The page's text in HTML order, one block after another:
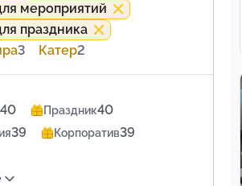
мероприятий
праздника
3 Катер2
40 Праздник40
39 Корпоратив39